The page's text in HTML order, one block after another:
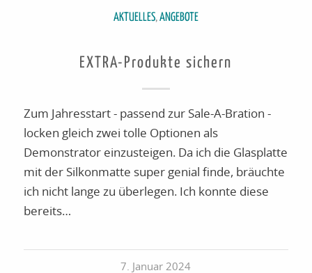
AKTUELLES,ANGEBOTE
EXTRA-Produkte sichern
Zum Jahresstart - passend zur Sale-A-Bration -
locken gleich zwei tolle Optionen als
Demonstrator einzusteigen. Da ich die Glasplatte
mit der Silkonmatte super genial finde, bräuchte
ich nicht lange zu überlegen. Ich konnte diese
bereits…
7. Januar 2024